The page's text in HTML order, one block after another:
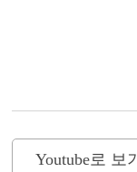
Youtube로 보기